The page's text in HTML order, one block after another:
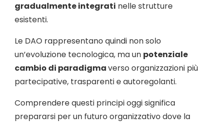
gradualmente integrati nelle strutture
esistenti.
Le DAO rappresentano quindi non solo
un’evoluzione tecnologica, ma un potenziale
cambio di paradigmaverso organizzazioni più
partecipative, trasparenti e autoregolanti.
Comprendere questi principi oggi significa
prepararsi per un futuro organizzativo dove la